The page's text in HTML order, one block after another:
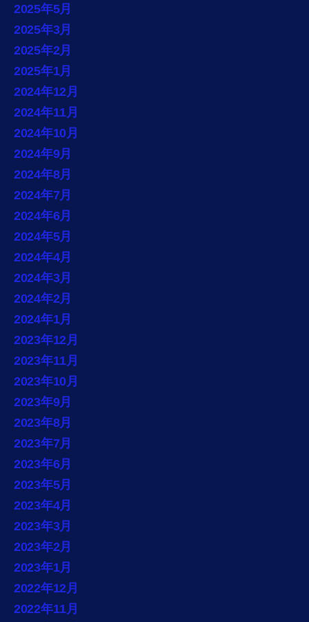
2025年5月
2025年3月
2025年2月
2025年1月
2024年12月
2024年11月
2024年10月
2024年9月
2024年8月
2024年7月
2024年6月
2024年5月
2024年4月
2024年3月
2024年2月
2024年1月
2023年12月
2023年11月
2023年10月
2023年9月
2023年8月
2023年7月
2023年6月
2023年5月
2023年4月
2023年3月
2023年2月
2023年1月
2022年12月
2022年11月